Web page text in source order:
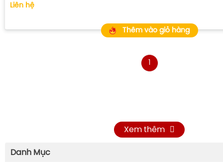
Liên hệ
Thêm vào giỏ hàng
1
Xem thêm
Danh Mục